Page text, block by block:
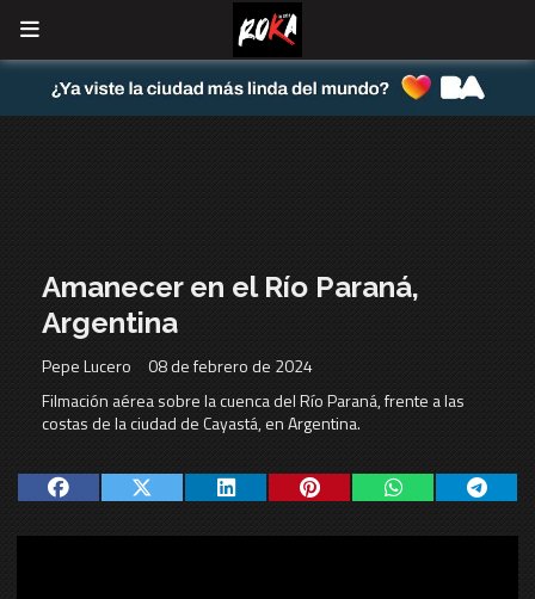
Amanecer en el Río Paraná,
Argentina
Filmación aérea sobre la cuenca del Río Paraná, frente a las
costas de la ciudad de Cayastá, en Argentina.
08 de febrero de 2024
Pepe Lucero